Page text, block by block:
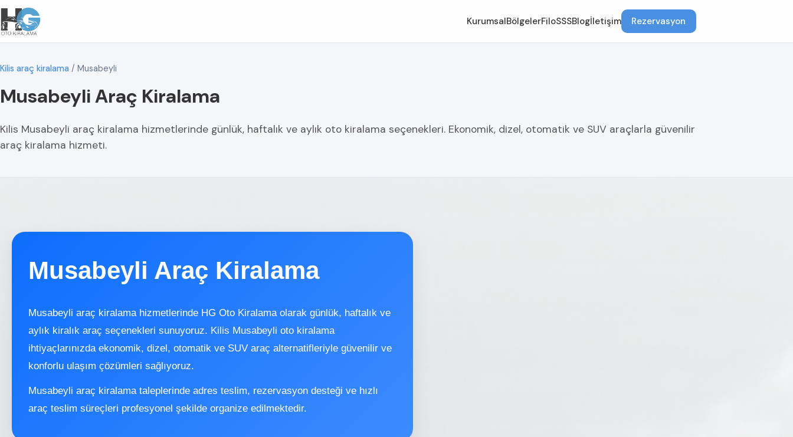
KurumsalBölgelerFiloSSSBlogİletişim Rezervasyon
Kilis araç kiralama / Musabeyli
Musabeyli Araç Kiralama
Kilis Musabeyli araç kiralama hizmetlerinde günlük, haftalık ve aylık oto kiralama seçenekleri. Ekonomik, dizel, otomatik ve SUV araçlarla güvenilir
araç kiralama hizmeti.
Musabeyli Araç Kiralama
Musabeyli araç kiralama hizmetlerinde HG Oto Kiralama olarak günlük, haftalık ve
aylık kiralık araç seçenekleri sunuyoruz. Kilis Musabeyli oto kiralama
ihtiyaçlarınızda ekonomik, dizel, otomatik ve SUV araç alternatifleriyle güvenilir ve
konforlu ulaşım çözümleri sağlıyoruz.
Musabeyli araç kiralama taleplerinde adres teslim, rezervasyon desteği ve hızlı
araç teslim süreçleri profesyonel şekilde organize edilmektedir.